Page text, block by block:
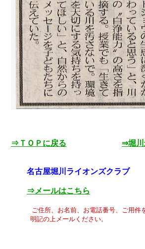
⇒ＴＯＰに戻る ⇒堀川
名古屋堀川ライオンズクラブ
⇒メールはこちら
ご住所、お名前、お電話番号、ご用件
明記の上メールください。